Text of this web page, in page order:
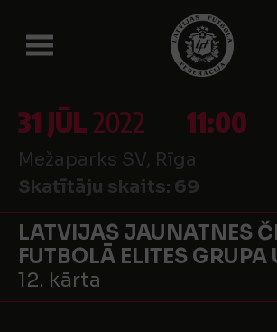
31 JŪL2022 11:00
Mežaparks SV, Rīga
Skatītāju skaits: 69
LATVIJAS JAUNATNES
FUTBOLĀ ELITES
12. kārta